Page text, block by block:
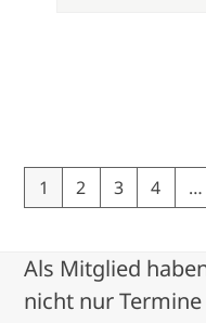
Page
1 Page
2 Page
3 Page
4 …
Als Mitglied
nicht nur